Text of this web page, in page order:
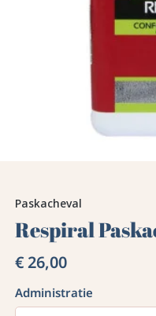
Paskacheval
Respiral
€ 26,00
Administratie